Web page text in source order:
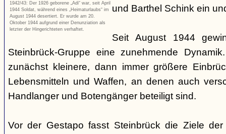
1942/43: Der 1926 geborene „Adi“ war, seit April
1944 Soldat, während eines „Heimaturlaubs“ im
August 1944 desertiert. Er wurde am 20.
Oktober 1944 aufgrund einer Denunziation als
letzter der Hingerichteten verhaftet.
und Barthel Schink ein
Seit August 1944
Steinbrück-Gruppe eine zunehmende
zunächst kleinere, dann immer größere
Lebensmitteln und Waffen, an denen auch
Handlanger und Botengänger beteiligt sind.
Vor der Gestapo fasst Steinbrück die Ziele der